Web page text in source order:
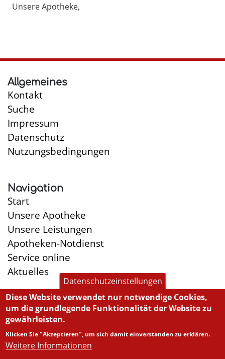
Unsere Apotheke
Allgemeines
Kontakt
Suche
Impressum
Datenschutz
Nutzungsbedingungen
Navigation
Start
Unsere Apotheke
Unsere Leistungen
Apotheken-Notdienst
Service online
Aktuelles
Öffnungszeiten
Montag:
Dienstag:
8:30-13:00, 14:45-18:00
Datenschutzeinstellungen
Diese Website verwendet nur notwendige Cookies,
um die grundlegende Funktionalität der Website zu
gewährleisten.
Klicken Sie "Akzeptieren", um sich damit einverstanden zu erklären.
Weitere Informationen